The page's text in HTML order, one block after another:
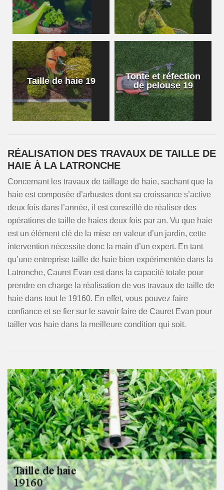
Taille de haie 19
Tonte et réfection
de pelouse 19
RÉALISATION DES TRAVAUX DE TAILLE DE
HAIE À LA LATRONCHE
Concernant les travaux de taillage de haie, sachant que la
haie est composée d’arbustes dont sa croissance s’active
deux fois dans l’année, il est conseillé de réaliser des
opérations de taille de haies deux fois par an. Vu que haie
est un élément clé de la mise en valeur d’un jardin, cette
intervention nécessite donc la main d’un expert. En tant
qu’une entreprise taille de haie bien expérimentée dans la
Latronche, Cauret Evan est dans la capacité totale pour
prendre en charge la réalisation de vos travaux de taille de
haie dans tout le 19160. En effet, vous pouvez faire
confiance et se fier sur le savoir faire de Cauret Evan pour
tailler vos haie dans la meilleure condition qui soit.